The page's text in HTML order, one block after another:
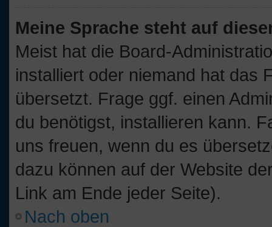
Meine Sprache steht auf
Meist hat die Board-
installiert oder niemand hat das
übersetzt. Frage ggf. einen
du benötigst, installieren kann.
uns freuen, wenn du es
dazu können auf der Website
Link am Ende jeder Seite).
Nach oben